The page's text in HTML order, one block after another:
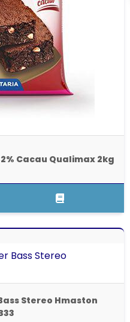
Cacau Qualimax 2kg
Stereo Hmaston